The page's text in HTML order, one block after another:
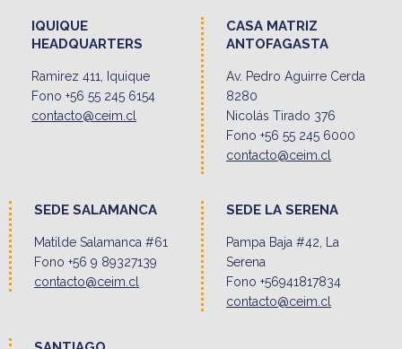
IQUIQUE
HEADQUARTERS
Ramirez 411, Iquique
Fono +56 55 245 6154
contacto@ceim.cl
CASA MATRIZ
ANTOFAGASTA
Av. Pedro Aguirre Cerda
8280
Nicolás Tirado 376
Fono +56 55 245 6000
contacto@ceim.cl
SEDE SALAMANCA
Matilde Salamanca #61
Fono +56 9 89327139
contacto@ceim.cl
SEDE LA SERENA
Pampa Baja #42, La
Serena
Fono +56941817834
contacto@ceim.cl